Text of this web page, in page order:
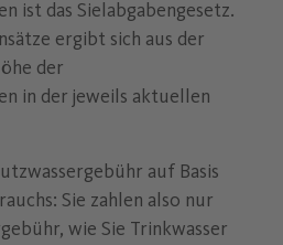
ist das Sielabgabengesetz.
ergibt sich aus der
der
in der jeweils aktuellen
auf Basis
Sie zahlen also nur
wie Sie Trinkwasser